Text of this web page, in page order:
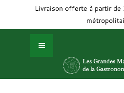
Livraison offerte à partir de
Les Grandes
de la